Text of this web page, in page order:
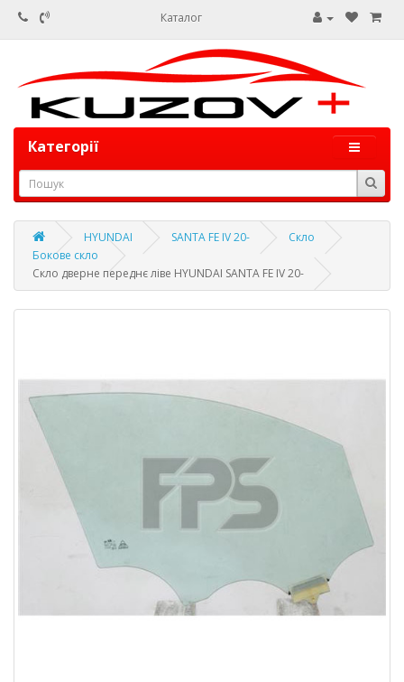
Каталог
Категорії
HYUNDAI SANTA FE IV 20-
Скло
Бокове скло
Скло дверне переднє ліве HYUNDAI SANTA FE IV 20-